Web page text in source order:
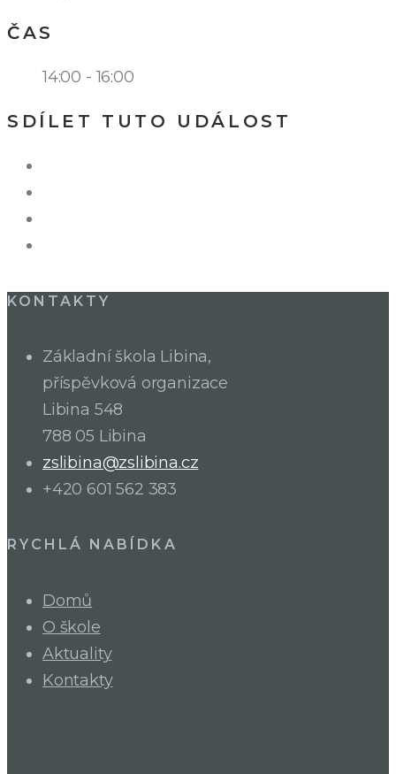
ČAS
14:00 - 16:00
SDÍLET TUTO UDÁLOST
KONTAKTY
Základní škola Libina,
příspěvková organizace
Libina 548
788 05 Libina
zslibina@zslibina.cz
+420 601 562 383
RYCHLÁ NABÍDKA
Domů
O škole
Aktuality
Kontakty